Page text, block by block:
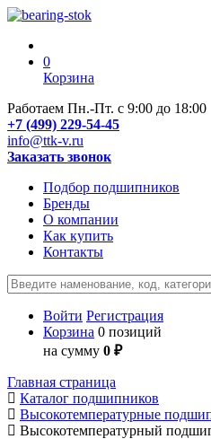
0
Корзина
Работаем Пн.-Пт. с 9:00 до 18:00
+7 (499) 229-54-45
info@ttk-v.ru
Заказать звонок
Подбор подшипников
Бренды
О компании
Как купить
Контакты
Войти Регистрация
Корзина 0 позиций
на сумму 0 ₽
Главная страница
Каталог подшипников
Высокотемпературные
Высокотемпературный